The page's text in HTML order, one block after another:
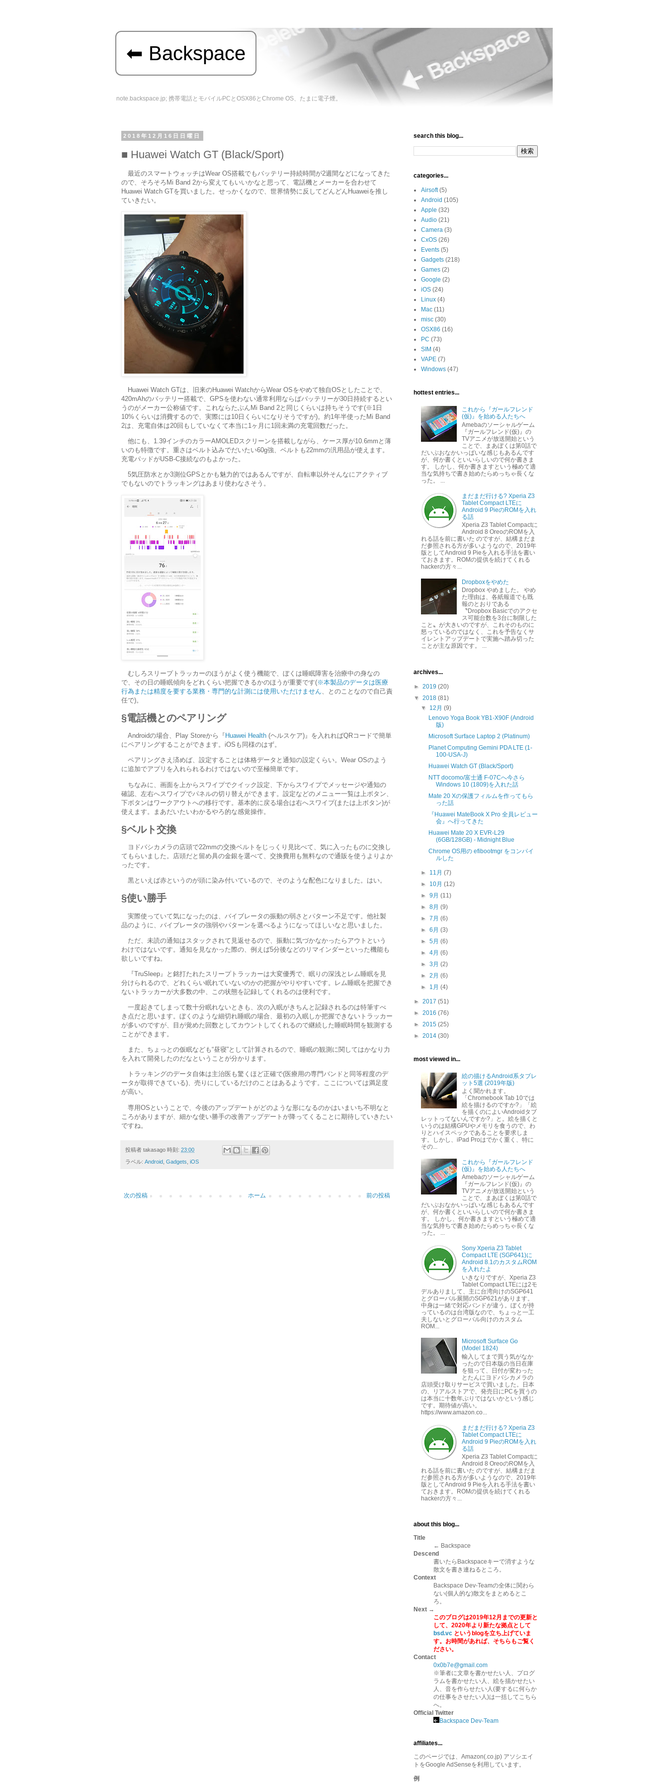
Backspace
note.backspace.jp; 携帯電話とモバイルPCとOSX86とChrome OS、たまに電子煙。
2018年12月16日日曜日
Huawei Watch GT (Black/Sport)
最近のスマートウォッチはWear OS搭載でもバッテリー持続時間が2週間などになってきた
ので、そろそろMi Band 2から変えてもいいかなと思って、電話機とメーカーを合わせて
Huawei Watch GTを買いました。せっかくなので、世界情勢に反してどんどんHuaweiを推し
ていきたい。
Huawei Watch GTは、旧来のHuawei WatchからWear OSをやめて独自OSとしたことで、
420mAhのバッテリー搭載で、GPSを使わない通常利用ならばバッテリーが30日持続するとい
うのがメーカー公称値です。これならたぶんMi Band 2と同じくらいは持ちそうです(※1日
10%くらいは消費するので、実際には10日くらいになりそうですが)。約1年半使ったMi Band
2は、充電自体は20回もしていなくて本当に1ヶ月に1回未満の充電回数だった。
他にも、1.39インチのカラーAMOLEDスクリーンを搭載しながら、ケース厚が10.6mmと薄
いのも特徴です。重さはベルト込みでだいたい60g強、ベルトも22mmの汎用品が使えます。
充電パッドがUSB-C接続なのもよかった。
5気圧防水とか3測位GPSとかも魅力的ではあるんですが、自転車以外そんなにアクティブ
でもないのでトラッキングはあまり使わなさそう。
むしろスリープトラッカーのほうがよく使う機能で、ぼくは睡眠障害を治療中の身なの
で、その日の睡眠傾向をどれくらい把握できるかのほうが重要です(※本製品のデータは医療
行為または精度を要する業務・専門的な計測には使用いただけません 、とのことなので自己責
任で)。
電話機とのペアリング
Androidの場合、Play Storeから『 Huawei Health (ヘルスケア)』を入れればQRコードで簡単
にペアリングすることができます。iOSも同様のはず。
ペアリングさえ済めば、設定することは体格データと通知の設定くらい。Wear OSのよう
に追加でアプリを入れられるわけではないので至極簡単です。
ちなみに、画面を上からスワイプでクイック設定、下からスワイプでメッセージや通知の
確認、左右へスワイプでパネルの切り替えができます。設定などのメニュー一覧は上ボタン、
下ボタンはワークアウトへの移行です。基本的に戻る場合は右へスワイプ(または上ボタン)が
使えます。まあだいたいわかるやろ的な感覚操作。
ベルト交換
ヨドバシカメラの店頭で22mmの交換ベルトをじっくり見比べて、気に入ったものに交換し
てもらいました。店頭だと留め具の金銀を選べて、交換費用も無料なので通販を使うよりよか
ったです。
黒といえば赤というのが頭に染み付いているので、そのような配色になりました。はい。
使い勝手
実際使っていて気になったのは、バイブレータの振動の弱さとパターン不足です。他社製
品のように、バイブレータの強弱やパターンを選べるようになってほしいなと思いました。
ただ、未読の通知はスタックされて見返せるので、振動に気づかなかったらアウトという
わけではないです。通知を見なかった際の、例えば5分後などのリマインダーといった機能も
欲しいですね。
『TruSleep』と銘打たれたスリープトラッカーは大変優秀で、眠りの深浅とレム睡眠を見
分けられるので、どれくらい眠れていないのかの把握がやりやすいです。レム睡眠を把握でき
ないトラッカーが大多数の中、この状態を記録してくれるのは便利です。
一度起きてしまって数十分眠れないときも、次の入眠がきちんと記録されるのは特筆すべ
き点だと思います。ぼくのような細切れ睡眠の場合、最初の入眠しか把握できないトラッカー
が多いのですが、目が覚めた回数としてカウントしてくれるので継続した睡眠時間を観測する
ことができます。
また、ちょっとの仮眠なども“昼寝”として計算されるので、睡眠の観測に関してはかなり力
を入れて開発したのだなということが分かります。
トラッキングのデータ自体は主治医も驚くほど正確で(医療用の専門バンドと同等程度のデ
ータが取得できている)、売りにしているだけのことはあるようです。ここについては満足度
が高い。
専用OSということで、今後のアップデートがどのような形になるのかはいまいち不明なと
ころがありますが、細かな使い勝手の改善アップデートが降ってくることに期待していきたい
ですね。
投稿者 takasago 時刻: 23:00
ラベル: Android Gadgets iOS
次の投稿 前の投稿
ホーム
search this blog...
categories...
Airsoft (5)
Android (105)
Apple (32)
Audio (21)
Camera (3)
CxOS (26)
Events (5)
Gadgets (218)
Games (2)
Google (2)
iOS (24)
Linux (4)
Mac (11)
misc (30)
OSX86 (16)
PC (73)
SIM (4)
VAPE (7)
Windows (47)
hottest entries...
これから『ガールフレンド
(仮)』を始める人たちへ
Amebaのソーシャルゲーム
『ガールフレンド(仮)』の
TVアニメが放送開始という
ことで、まあぼくは第0話で
だいぶおなかいっぱいな感じもあるんです
が、何か書くといいらしいので何か書きま
す。 しかし、何か書きますという極めて適
当な気持ちで書き始めたらめっちゃ長くな
った。 ...
まだまだ行ける? Xperia Z3
Tablet Compact LTEに
Android 9 PieのROMを入れ
る話
Xperia Z3 Tablet Compactに
Android 8 OreoのROMを入
れる話を前に書いた のですが、結構まだま
だ参照される方が多いようなので、2019年
版としてAndroid 9 Pieを入れる手法を書い
ておきます。ROMの提供を続けてくれる
hackerの方々...
Dropboxをやめた
Dropbox やめました。 やめ
た理由は、各紙報道でも既
報のとおりである
〝Dropbox Basicでのアクセ
ス可能台数を3台に制限した
こと〟が大きいのですが、これそのものに
怒っているのではなく、これを予告なくサ
イレントアップデートで実施へ踏み切った
ことが主な原因です。 ...
archives...
► 2019 (20)
▼ 2018 (81)
▼ 12月(9)
Lenovo Yoga Book YB1-X90F (Android
版)
Microsoft Surface Laptop 2 (Platinum)
Planet Computing Gemini PDA LTE (1-
100-USA-J)
Huawei Watch GT (Black/Sport)
NTT docomo/富士通 F-07Cへ今さら
Windows 10 (1809)を入れた話
Mate 20 Xの保護フィルムを作ってもら
った話
『Huawei MateBook X Pro 全員レビュー
会』へ行ってきた
Huawei Mate 20 X EVR-L29
(6GB/128GB) - Midnight Blue
Chrome OS用の efibootmgr をコンパイ
ルした
► 11月(7)
► 10月(12)
►9月(11)
►8月(9)
►7月(6)
►6月(3)
►5月(6)
►4月(6)
►3月(2)
►2月(6)
► 1月(4)
► 2017 (51)
► 2016 (76)
► 2015 (25)
► 2014 (30)
most viewed in...
絵の描けるAndroid系タブレ
ット5選 (2019年版)
よく聞かれます。
「Chromebook Tab 10では
絵を描けるのですか?」「絵
を描くのによいAndroidタブ
レットってないんですか?」と。絵を描くと
いうのは結構GPUやメモリを食うので、わ
りとハイスペックであることを要求しま
す。しかし、iPad Proはでかく重く、特に
その...
これから『ガールフレンド
(仮)』を始める人たちへ
Amebaのソーシャルゲーム
『ガールフレンド(仮)』の
TVアニメが放送開始という
ことで、まあぼくは第0話で
だいぶおなかいっぱいな感じもあるんです
が、何か書くといいらしいので何か書きま
す。 しかし、何か書きますという極めて適
当な気持ちで書き始めたらめっちゃ長くな
った。 ...
Sony Xperia Z3 Tablet
Compact LTE (SGP641)に
Android 8.1のカスタムROM
を入れたよ
いきなりですが、Xperia Z3
Tablet Compact LTEには2モ
デルありまして、主に台湾向けのSGP641
とグローバル展開のSGP621があります。
中身は一緒で対応バンドが違う。ぼくが持
っているのは台湾版なので、ちょっと一工
夫しないとグローバル向けのカスタム
ROM...
Microsoft Surface Go
(Model 1824)
輸入してまで買う気がなか
ったので日本版の当日在庫
を狙って、日付が変わった
とたんにヨドバシカメラの
店頭受け取りサービスで買いました。日本
の、リアルストアで、発売日にPCを買うの
は本当に十数年ぶりではないかという感じ
です。期待値が高い。
https://www.amazon.co...
まだまだ行ける? Xperia Z3
Tablet Compact LTEに
Android 9 PieのROMを入れ
る話
Xperia Z3 Tablet Compactに
Android 8 OreoのROMを入
れる話を前に書いた のですが、結構まだま
だ参照される方が多いようなので、2019年
版としてAndroid 9 Pieを入れる手法を書い
ておきます。ROMの提供を続けてくれる
hackerの方々...
about this blog...
Title
← Backspace
Descend
書いたらBackspaceキーで消すような
散文を書き連ねるところ。
Context
Backspace Dev-Teamの全体に関わら
ない(個人的な)散文をまとめるとこ
ろ。
Next →
このブログは2019年12月までの更新と
して、2020年より新たな拠点として
bsd.vc というblogを立ち上げていま
す。お時間があれば、そちらもご覧く
ださい。
Contact
0x0b7e@gmail.com
※筆者に文章を書かせたい人、プログ
ラムを書かせたい人、絵を描かせたい
人、音を作らせたい人(要するに何らか
の仕事をさせたい人)は一括してこちら
へ。
Official Twitter
Backspace Dev-Team
affiliates...
このページでは、Amazon(.co.jp) アソシエイ
トをGoogle AdSenseを利用しています。
例